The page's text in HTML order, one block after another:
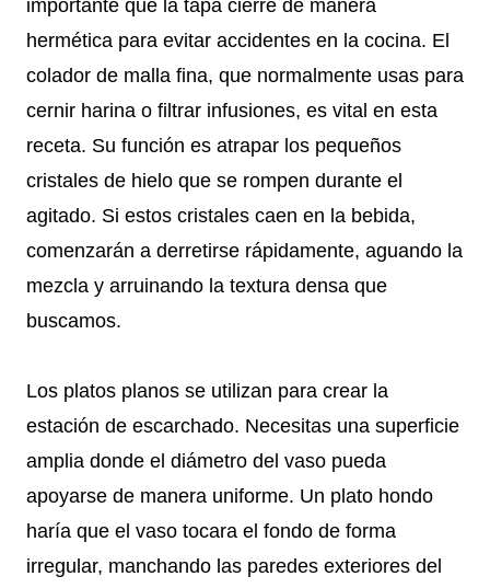
importante que la tapa cierre de manera
hermética para evitar accidentes en la cocina. El
colador de malla fina, que normalmente usas para
cernir harina o filtrar infusiones, es vital en esta
receta. Su función es atrapar los pequeños
cristales de hielo que se rompen durante el
agitado. Si estos cristales caen en la bebida,
comenzarán a derretirse rápidamente, aguando la
mezcla y arruinando la textura densa que
buscamos.
Los platos planos se utilizan para crear la
estación de escarchado. Necesitas una superficie
amplia donde el diámetro del vaso pueda
apoyarse de manera uniforme. Un plato hondo
haría que el vaso tocara el fondo de forma
irregular, manchando las paredes exteriores del